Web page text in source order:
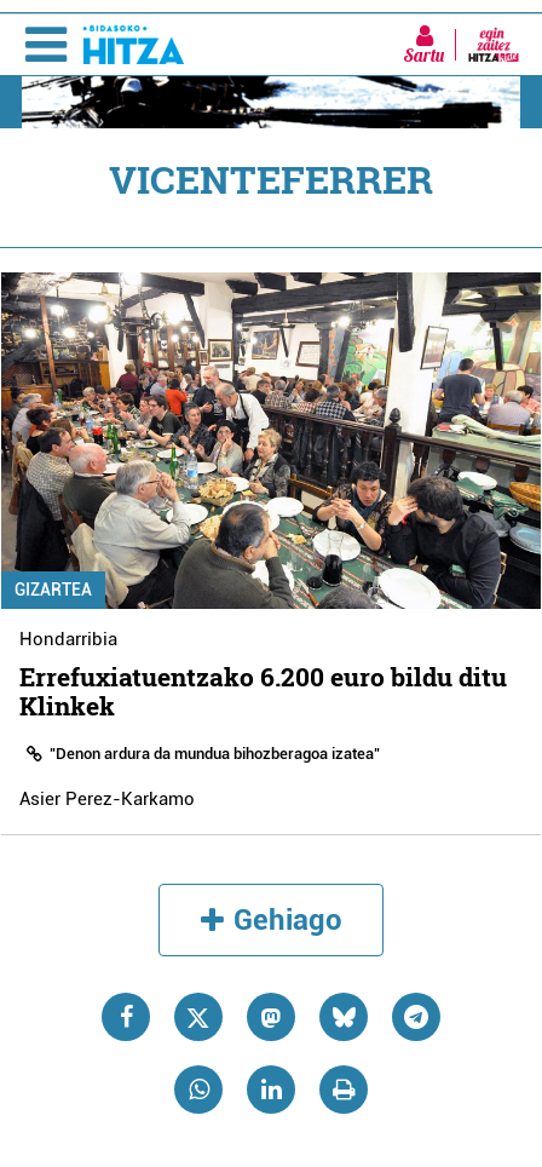
Sartu
VICENTEFERRER
GIZARTEA
Hondarribia
Errefuxiatuentzako 6.200 euro bildu ditu
Klinkek
"Denon ardura da mundua bihozberagoa izatea"
Asier Perez-Karkamo
Gehiago